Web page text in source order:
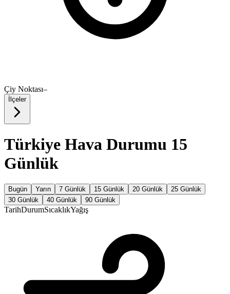
Çiy Noktası–
İlçeler
Türkiye Hava Durumu 15
Günlük
Bugün Yarın 7 Günlük 15 Günlük 20 Günlük
25 Günlük
30 Günlük
40 Günlük 90 Günlük
TarihDurumSıcaklıkYağış